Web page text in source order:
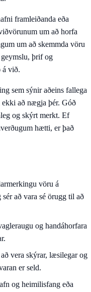
framleiðanda eða
um að horfa
um að skemmda vöru
þrif og
á við.
sem sýnir aðeins fallega
ekki að nægja þér. Góð
og skýrt merkt. Ef
hætti, er það
vöru á
að vara sé örugg til að
og handáhorfara
vera skýrar, læsilegar og
er seld.
og heimilisfang eða